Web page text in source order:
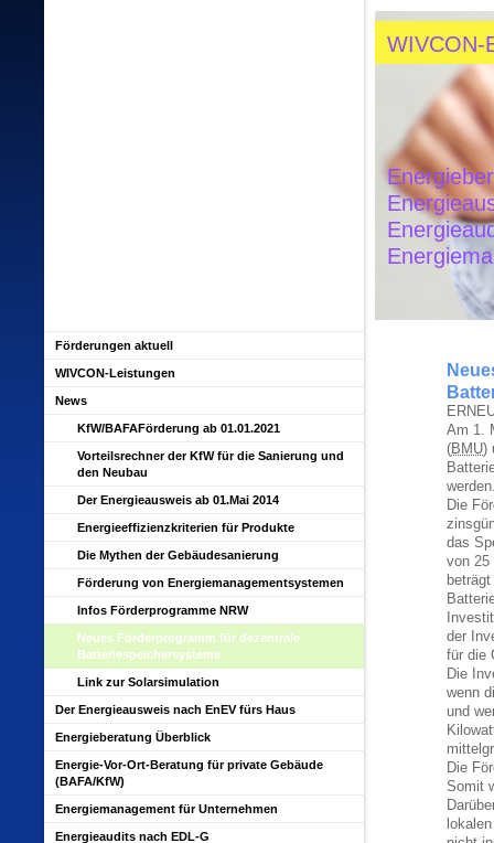
WIVCON-
Am 1.
(BMU)
Die
das
von 25
der
für die
Die
wenn
und
Die
Somit
Förderungen aktuell
WIVCON-Leistungen
News
KfW/BAFAFörderung ab 01.01.2021
Vorteilsrechner der KfW für die Sanierung und
den Neubau
Der Energieausweis ab 01.Mai 2014
Energieeffizienzkriterien für Produkte
Die Mythen der Gebäudesanierung
Förderung von Energiemanagementsystemen
Infos Förderprogramme NRW
Neues Förderprogramm für dezentrale
Batteriespeichersysteme
Link zur Solarsimulation
Der Energieausweis nach EnEV fürs Haus
Energieberatung Überblick
Energie-Vor-Ort-Beratung für private Gebäude
(BAFA/KfW)
Energiemanagement für Unternehmen
Energieaudits nach EDL-G